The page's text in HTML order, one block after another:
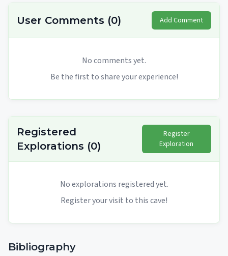
User Comments (0) Add Comment
No comments yet.
Be the first to share your experience!
Registered
Explorations (0)
Register
Exploration
No explorations registered yet.
Register your visit to this cave!
Bibliography